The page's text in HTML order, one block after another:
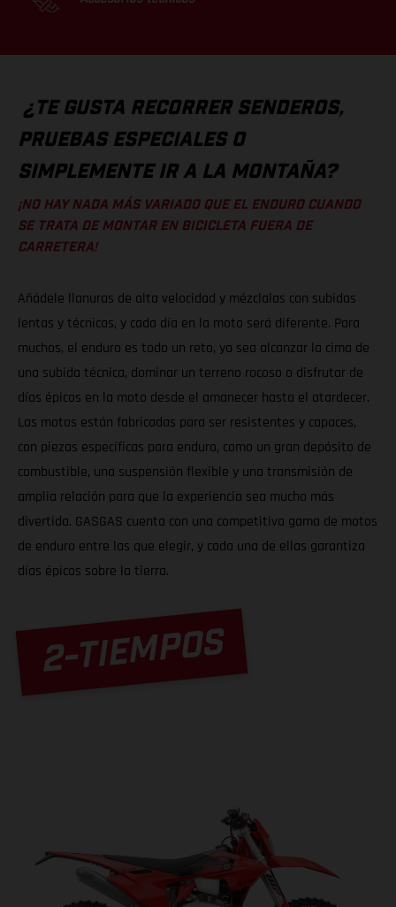
¿TE GUSTA RECORRER SENDEROS,
PRUEBAS ESPECIALES O
SIMPLEMENTE IR A LA MONTAÑA?
¡NO HAY NADA MÁS VARIADO QUE EL ENDURO CUANDO
SE TRATA DE MONTAR EN BICICLETA FUERA DE
CARRETERA!
Añádele llanuras de alta velocidad y mézclalas con subidas
lentas y técnicas, y cada día en la moto será diferente. Para
muchos, el enduro es todo un reto, ya sea alcanzar la cima de
una subida técnica, dominar un terreno rocoso o disfrutar de
días épicos en la moto desde el amanecer hasta el atardecer.
Las motos están fabricadas para ser resistentes y capaces,
con piezas específicas para enduro, como un gran depósito de
combustible, una suspensión flexible y una transmisión de
amplia relación para que la experiencia sea mucho más
divertida. GASGAS cuenta con una competitiva gama de motos
de enduro entre las que elegir, y cada una de ellas garantiza
días épicos sobre la tierra.
2-TIEMPOS